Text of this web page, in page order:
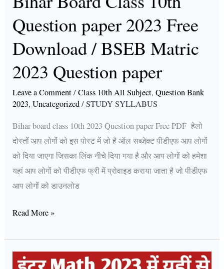
Question paper 2023 Free
Download / BSEB Matric
2023 Question paper
Leave a Comment/Class 10th All Subject,Question Bank
2023,Uncategorized/STUDY SYLLABUS
Bihar board class 10th 2023 Question paper Free PDF हेलो
दोस्तों आप लोगों को इस पोस्ट में जो है ऑल सब्जेक्ट पीडीएफ आप लोगों
को दिया जाएगा जिसका लिंक नीचे दिया गया है और आप लोगों को हमेशा
यहां आप लोगों को पीडीएफ फ्री में प्रोवाइड कराया जाता है जो पीडीएफ
आप लोगों को डाउनलोड
/
BSEB
Matric
2023
Question
paper
Read More »
12th